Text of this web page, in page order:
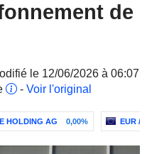
de
le 12/06/2026 à 06:07
- Voir l'original
HOLDING AG 0,00% EUR /